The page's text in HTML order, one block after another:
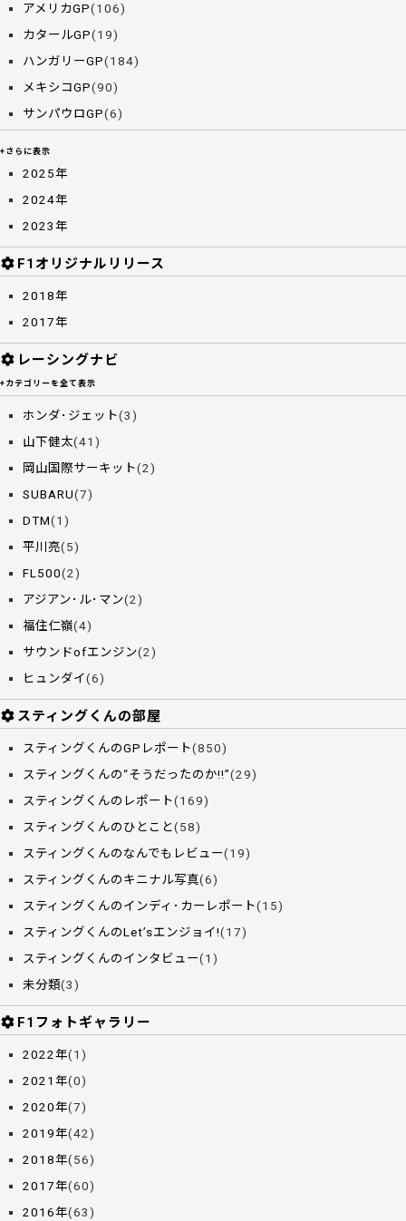
アメリカGP(106)
カタールGP(19)
ハンガリーGP(184)
メキシコGP(90)
サンパウロGP(6)
+さらに表示
2025年
2024年
2023年
F1オリジナルリリース
2018年
2017年
レーシングナビ
+カテゴリーを全て表示
ホンダ･ジェット(3)
山下健太(41)
岡山国際サーキット(2)
SUBARU(7)
DTM(1)
平川亮(5)
FL500(2)
アジアン･ル･マン(2)
福住仁嶺(4)
サウンドofエンジン(2)
ヒュンダイ(6)
スティングくんの部屋
スティングくんのGPレポート(850)
スティングくんの“そうだったのか!!”(29)
スティングくんのレポート(169)
スティングくんのひとこと(58)
スティングくんのなんでもレビュー(19)
スティングくんのキニナル写真(6)
スティングくんのインディ･カーレポート(15)
スティングくんのLet’sエンジョイ!(17)
スティングくんのインタビュー(1)
未分類(3)
F1フォトギャラリー
2022年(1)
2021年(0)
2020年(7)
2019年(42)
2018年(56)
2017年(60)
2016年(63)